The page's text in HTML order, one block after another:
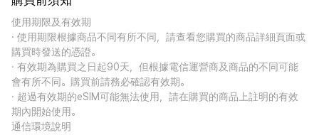
使用期限及有效期
· 使用期限根據商品不同有所不同，請查看您購買的商品詳細頁面或
購買時發送的憑證。
· 有效期為購買之日起90天，但根據電信運營商及商品的不同可能
會有所不同。購買前請務必確認有效期。
· 超過有效期的eSIM可能無法使用，請在購買的商品上註明的有效
期內開始使用。
通信環境說明